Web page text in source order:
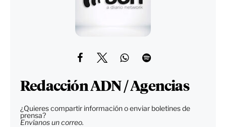
Redacción ADN / Agencias
¿Quieres compartir información o enviar boletines de
prensa?
Envíanos un correo.